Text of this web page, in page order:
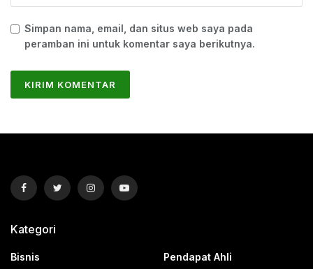
Simpan nama, email, dan situs web saya pada
peramban ini untuk komentar saya berikutnya.
Kategori
Bisnis
Pendapat Ahli